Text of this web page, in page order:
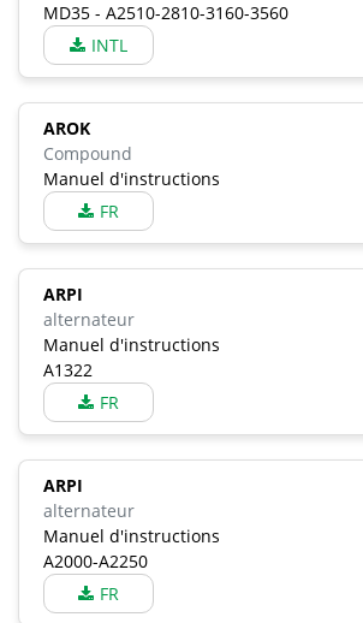
MD35 - A2510-2810-3160-3560
INTL
AROK
Compound
Manuel d'instructions
FR
ARPI
alternateur
Manuel d'instructions
A1322
FR
ARPI
alternateur
Manuel d'instructions
A2000-A2250
FR